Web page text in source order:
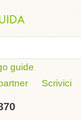
guide
Scrivici